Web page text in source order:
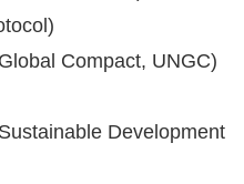
Compact, UNGC)
Development